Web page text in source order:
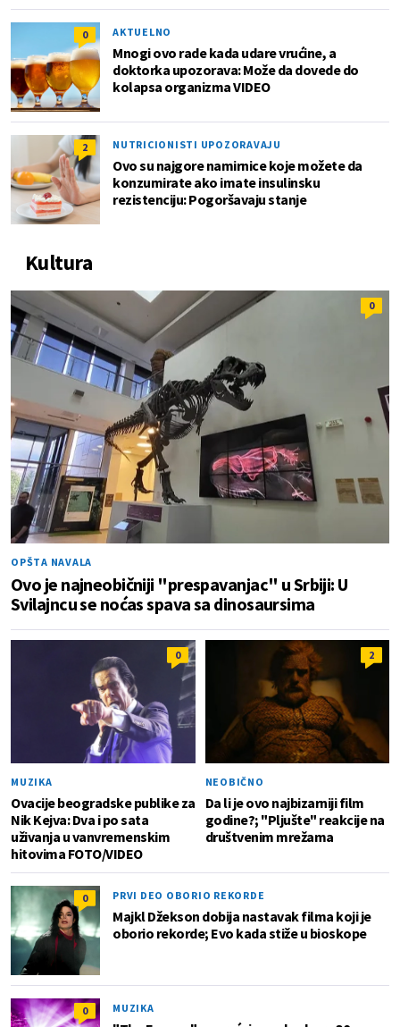
0 AKTUELNO
Mnogi ovo rade kada udare vrućine, a
doktorka upozorava: Može da dovede do
kolapsa organizma VIDEO
2 NUTRICIONISTI UPOZORAVAJU
Ovo su najgore namirnice koje možete da
konzumirate ako imate insulinsku
rezistenciju: Pogoršavaju stanje
Kultura
0
OPŠTA NAVALA
Ovo je najneobičniji "prespavanjac" u Srbiji: U
Svilajncu se noćas spava sa dinosaursima
0
MUZIKA
Ovacije beogradske publike za
Nik Kejva: Dva i po sata
uživanja u vanvremenskim
hitovima FOTO/VIDEO
2
NEOBIČNO
Da li je ovo najbizarniji film
godine?; "Pljušte" reakcije na
društvenim mrežama
0 PRVI DEO OBORIO REKORDE
Majkl Džekson dobija nastavak filma koji je
oborio rekorde; Evo kada stiže u bioskope
0 MUZIKA